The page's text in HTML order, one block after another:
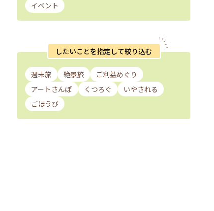
イベント
したいことを指定して絞り込む
週末旅 絶景旅
ご利益めぐり
アートさんぽ
くつろぐ
いやされる
ごほうび